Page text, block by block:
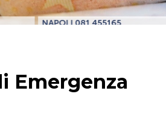
Emergenza